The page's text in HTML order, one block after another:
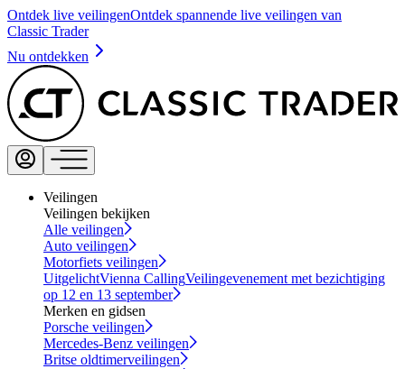
Ontdek live veilingenOntdek spannende live veilingen van
Classic Trader
Nu ontdekken
Veilingen
Veilingen bekijken
Alle veilingen
Auto veilingen
Motorfiets veilingen
UitgelichtVienna CallingVeilingevenement met bezichtiging
op 12 en 13 september
Merken en gidsen
Porsche veilingen
Mercedes-Benz veilingen
Britse oldtimerveilingen